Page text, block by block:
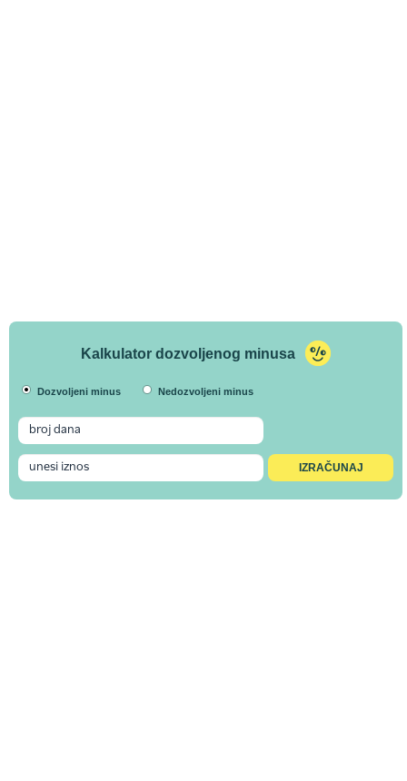
Kalkulator dozvoljenog minusa
Dozvoljeni minus Nedozvoljeni minus